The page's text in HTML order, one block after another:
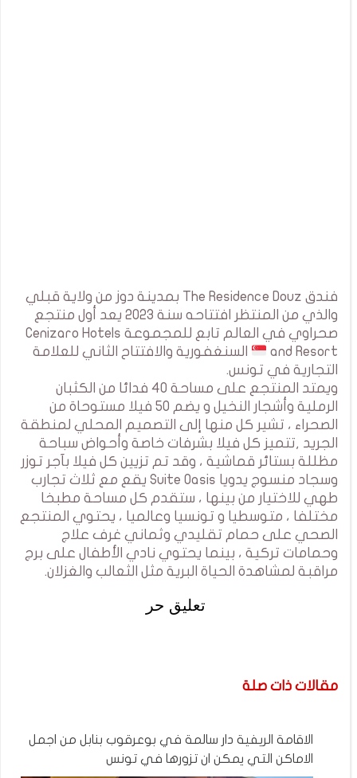
فندق The Residence Douz بمدينة دوز من ولاية قبلي
والذي من المنتظر افتتاحه سنة 2023 يعد أول منتجع
صحراوي في العالم تابع للمجموعة Cenizaro Hotels
and Resort
السنغفورية والافتتاح الثاني للعلامة
التجارية في تونس.
ويمتد المنتجع على مساحة 40 فدائا من الكثبان
الرملية وأشجار النخيل و يضم 50 فيلا مستوحاة من
الصحراء ، تشير كل منها إلى التصميم المحلي لمنطقة
الجريد ,تتميز كل فيلا بشرفات خاصة وأحواض سباحة
مظللة بستائر قماشية ، وقد تم تزيين كل فيلا بآجر توزر
وسجاد منسوج يدويا Suite Oasis يقع مع ثلاث تجارب
طهي للاختيار من بينها ، ستقدم كل مساحة مطبخا
مختلفا ، متوسطيا و تونسيا وعالميا ، يحتوي المنتجع
الصحي على حمام تقليدي وثماني غرف علاج
وحمامات تركية ، بينما يحتوي نادي الأطفال على برج
مراقبة لمشاهدة الحياة البرية مثل الثعالب والغزلان.
تعليق حر
مقالات ذات صلة
الاقامة الريفية دار سالمة في بوعرقوب بنابل من اجمل
الاماكن التي يمكن ان تزورها في تونس